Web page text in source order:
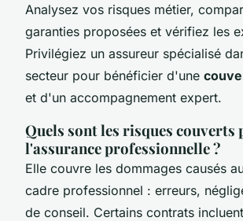
Analysez vos risques métier,
garanties proposées et vérifiez les
Privilégiez un assureur spécialisé
secteur pour bénéficier d'une
et d'un accompagnement expert.
Quels sont les risques couverts
l'assurance professionnelle ?
Elle couvre les dommages causés
cadre professionnel : erreurs,
de conseil. Certains contrats